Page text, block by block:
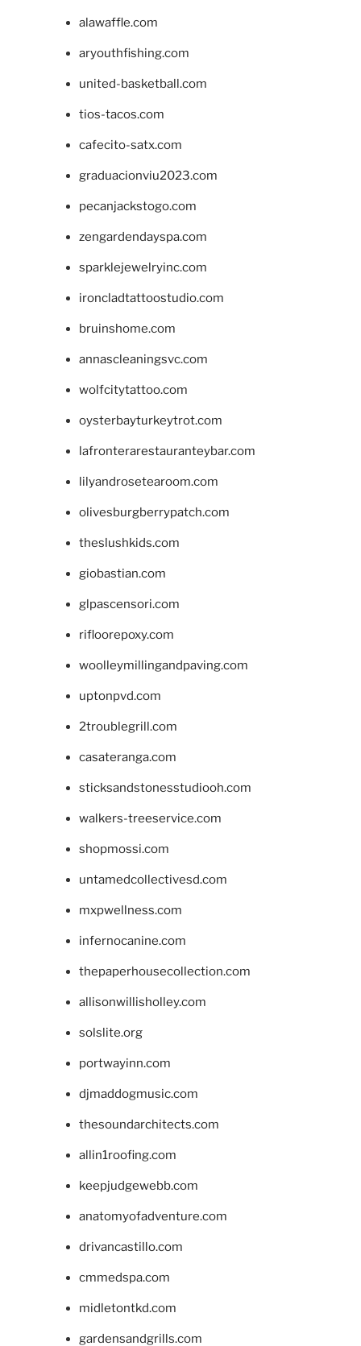
alawaffle.com
aryouthfishing.com
united-basketball.com
tios-tacos.com
cafecito-satx.com
graduacionviu2023.com
pecanjackstogo.com
zengardendayspa.com
sparklejewelryinc.com
ironcladtattoostudio.com
bruinshome.com
annascleaningsvc.com
wolfcitytattoo.com
oysterbayturkeytrot.com
lafronterarestauranteybar.com
lilyandrosetearoom.com
olivesburgberrypatch.com
theslushkids.com
giobastian.com
glpascensori.com
rifloorepoxy.com
woolleymillingandpaving.com
uptonpvd.com
2troublegrill.com
casateranga.com
sticksandstonesstudiooh.com
walkers-treeservice.com
shopmossi.com
untamedcollectivesd.com
mxpwellness.com
infernocanine.com
thepaperhousecollection.com
allisonwillisholley.com
solslite.org
portwayinn.com
djmaddogmusic.com
thesoundarchitects.com
allin1roofing.com
keepjudgewebb.com
anatomyofadventure.com
drivancastillo.com
cmmedspa.com
midletontkd.com
gardensandgrills.com